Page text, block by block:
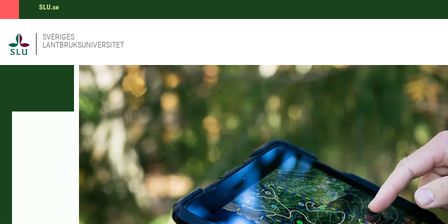
SLU.se
SVERIGES
LANTBRUKSUNIVERSITET